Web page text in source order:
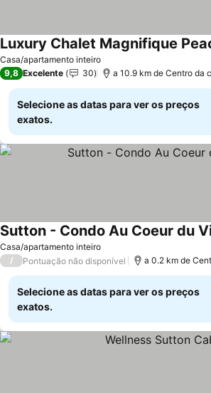
Casa/apartamento inteiro
Ver preços
9,8 Excelente 30 a 10.9 km de Centro da
Selecione as datas para ver os preços
exatos.
Casa/apartamento inteiro
Sutton - Condo Au Coeur du
/ Pontuação não disponível a 0.2 km de
Selecione as datas para ver os preços
exatos.